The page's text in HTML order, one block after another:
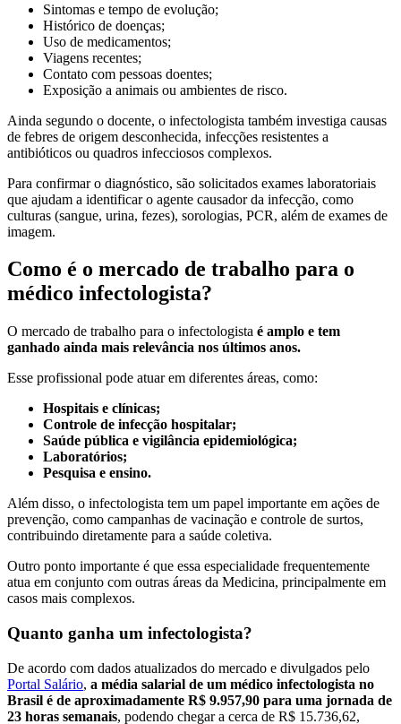
Sintomas e tempo de evolução;
Histórico de doenças;
Uso de medicamentos;
Viagens recentes;
Contato com pessoas doentes;
Exposição a animais ou ambientes de risco.
Ainda segundo o docente, o infectologista também investiga causas
de febres de origem desconhecida, infecções resistentes a
antibióticos ou quadros infecciosos complexos.
Para confirmar o diagnóstico, são solicitados exames laboratoriais
que ajudam a identificar o agente causador da infecção, como
culturas (sangue, urina, fezes), sorologias, PCR, além de exames de
imagem.
Como é o mercado de trabalho para o
médico infectologista?
O mercado de trabalho para o infectologista é amplo e tem
ganhado ainda mais relevância nos últimos anos.
Esse profissional pode atuar em diferentes áreas, como:
Hospitais e clínicas;
Controle de infecção hospitalar;
Saúde pública e vigilância epidemiológica;
Laboratórios;
Pesquisa e ensino.
Além disso, o infectologista tem um papel importante em ações de
prevenção, como campanhas de vacinação e controle de surtos,
contribuindo diretamente para a saúde coletiva.
Outro ponto importante é que essa especialidade frequentemente
atua em conjunto com outras áreas da Medicina, principalmente em
casos mais complexos.
Quanto ganha um infectologista?
De acordo com dados atualizados do mercado e divulgados pelo
Portal Salário, a média salarial de um médico infectologista no
Brasil é de aproximadamente R$ 9.957,90 para uma jornada de
23 horas semanais, podendo chegar a cerca de R$ 15.736,62,